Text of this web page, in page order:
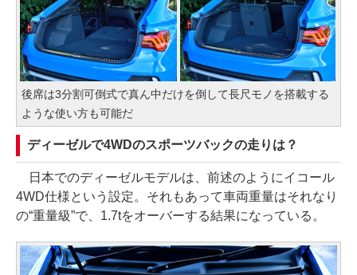
後席は3分割可倒式で真ん中だけを倒して長尺モノを搭載する
ような使い方も可能だ
ディーゼルで4WDのスポーツバックの走りは？
日本でのディーゼルモデルは、前述のようにイコール
4WD仕様という設定。それもあって車両重量はそれなり
の“重量級”で、1.7tをオーバーする結果になっている。